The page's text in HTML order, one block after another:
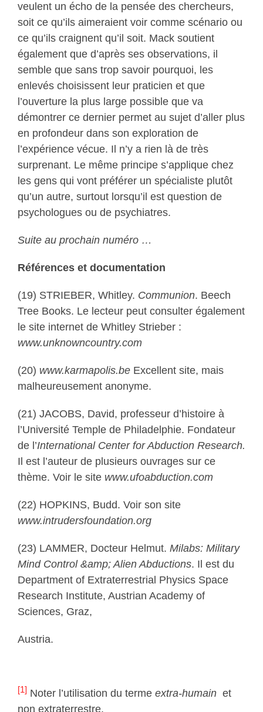
veulent un écho de la pensée des chercheurs,
soit ce qu’ils aimeraient voir comme scénario ou
ce qu’ils craignent qu’il soit. Mack soutient
également que d’après ses observations, il
semble que sans trop savoir pourquoi, les
enlevés choisissent leur praticien et que
l’ouverture la plus large possible que va
démontrer ce dernier permet au sujet d’aller plus
en profondeur dans son exploration de
l’expérience vécue. Il n’y a rien là de très
surprenant. Le même principe s’applique chez
les gens qui vont préférer un spécialiste plutôt
qu’un autre, surtout lorsqu’il est question de
psychologues ou de psychiatres.
Suite au prochain numéro …
Références et documentation
(19) STRIEBER, Whitley. Communion. Beech
Tree Books. Le lecteur peut consulter également
le site internet de Whitley Strieber :
www.unknowncountry.com
(20) www.karmapolis.be Excellent site, mais
malheureusement anonyme.
(21) JACOBS, David, professeur d’histoire à
l’Université Temple de Philadelphie. Fondateur
de l’International Center for Abduction Research.
Il est l’auteur de plusieurs ouvrages sur ce
thème. Voir le site www.ufoabduction.com
(22) HOPKINS, Budd. Voir son site
www.intrudersfoundation.org
(23) LAMMER, Docteur Helmut. Milabs: Military
Mind Control &amp; Alien Abductions. Il est du
Department of Extraterrestrial Physics Space
Research Institute, Austrian Academy of
Sciences, Graz,
Austria.
[1] Noter l’utilisation du terme extra-humain et
non extraterrestre.